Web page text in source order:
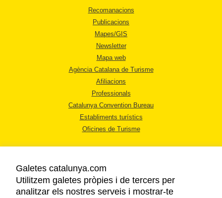
Recomanacions
Publicacions
Mapes/GIS
Newsletter
Mapa web
Agència Catalana de Turisme
Afiliacions
Professionals
Catalunya Convention Bureau
Establiments turístics
Oficines de Turisme
Galetes catalunya.com
Utilitzem galetes pròpies i de tercers per
analitzar els nostres serveis i mostrar-te